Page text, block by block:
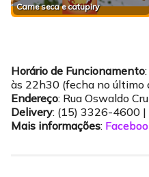
Carne seca e catupiry
Horário de Funcionamento
às 22h30 (fecha no último
Endereço: Rua Oswaldo
Delivery: (15) 3326-4600 |
Mais informações: